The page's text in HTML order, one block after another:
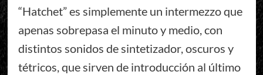
“Hatchet” es simplemente un intermezzo que
apenas sobrepasa el minuto y medio, con
distintos sonidos de sintetizador, oscuros y
tétricos, que sirven de introducción al último